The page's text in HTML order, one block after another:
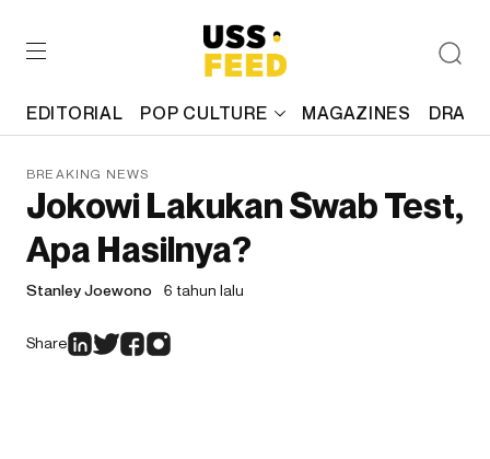
EDITORIAL POP CULTURE MAGAZINES
BREAKING NEWS
Jokowi Lakukan Swab Test,
Apa Hasilnya?
Stanley Joewono 6 tahun lalu
Share